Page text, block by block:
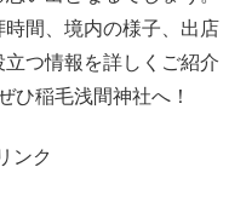
間、境内の様子、出店
つ情報を詳しくご紹介
ひ稲毛浅間神社へ！
ンク